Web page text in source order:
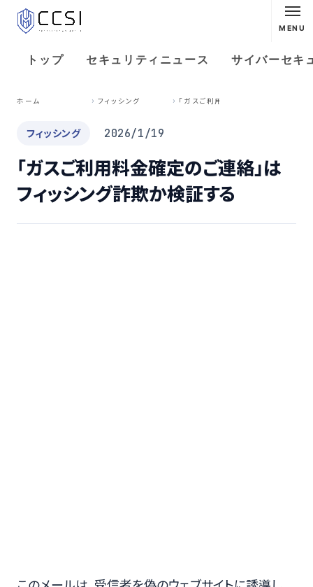
MENU
トップ セキュリティニュース サイバーセキ
ホーム フィッシング
フィッシング 2026/1/19
「ガスご利用料金確定のご連絡」は
フィッシング詐欺か検証する